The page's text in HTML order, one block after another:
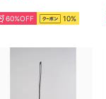
60%OFF 10%